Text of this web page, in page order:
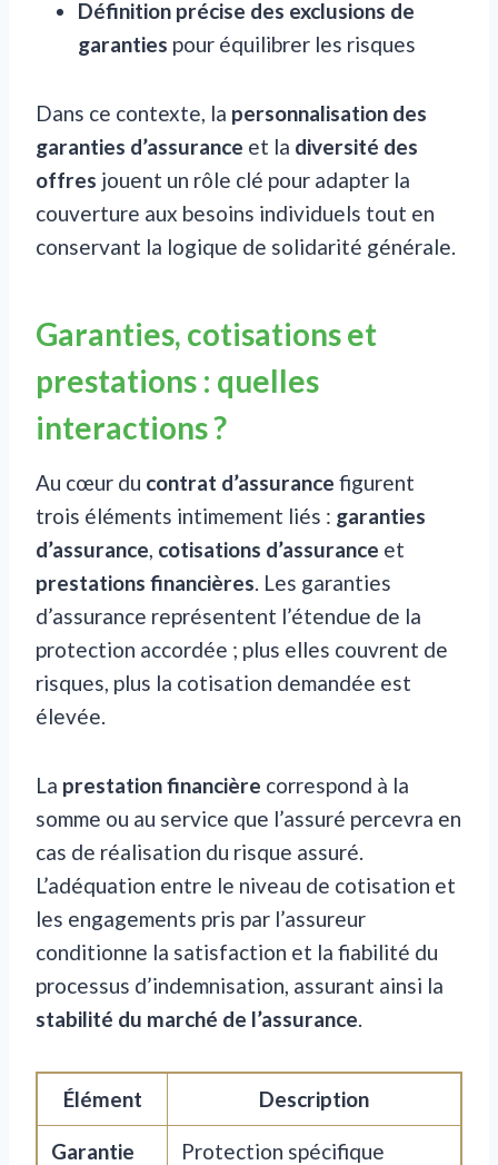
Définition précise des exclusions de
garanties pour équilibrer les risques
Dans ce contexte, la personnalisation des
garanties d’assurance et la diversité des
offres jouent un rôle clé pour adapter la
couverture aux besoins individuels tout en
conservant la logique de solidarité générale.
Garanties, cotisations et
prestations : quelles
interactions ?
Au cœur du contrat d’assurance figurent
trois éléments intimement liés : garanties
d’assurance, cotisations d’assurance et
prestations financières. Les garanties
d’assurance représentent l’étendue de la
protection accordée ; plus elles couvrent de
risques, plus la cotisation demandée est
élevée.
La prestation financière correspond à la
somme ou au service que l’assuré percevra en
cas de réalisation du risque assuré.
L’adéquation entre le niveau de cotisation et
les engagements pris par l’assureur
conditionne la satisfaction et la fiabilité du
processus d’indemnisation, assurant ainsi la
stabilité du marché de l’assurance.
Élément Description
Garantie
Protection spécifique